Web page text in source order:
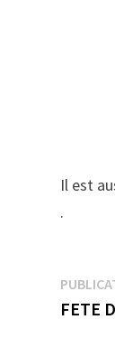
Il est
.
de
FETE